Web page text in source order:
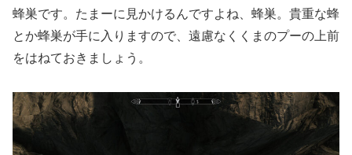
蜂巣です。たまーに見かけるんですよね、蜂巣。貴重な蜂
とか蜂巣が手に入りますので、遠慮なくくまのプーの上前
をはねておきましょう。